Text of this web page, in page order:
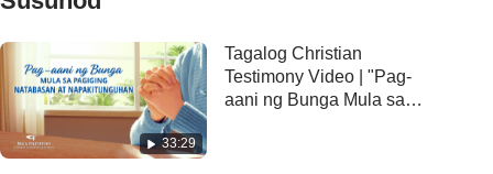
33:29
Tagalog Christian
Testimony Video | "Pag-
aani ng Bunga Mula sa